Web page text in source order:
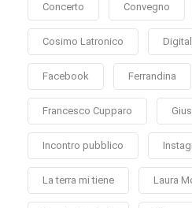
Concerto Convegno
Cosimo Latronico
Facebook Ferrandina
Francesco Cupparo
Incontro pubblico
La terra mi tiene Laura